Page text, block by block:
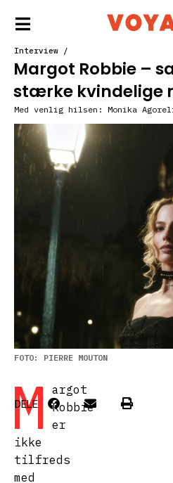
Interview /
Margot Robbie –
stærke kvindelige
Med venlig hilsen: Monika
FOTO: PIERRE MOUTON
M
argot
Robbie
er
ikke
tilfreds
med
DELE